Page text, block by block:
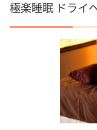
極楽睡眠 ドライ